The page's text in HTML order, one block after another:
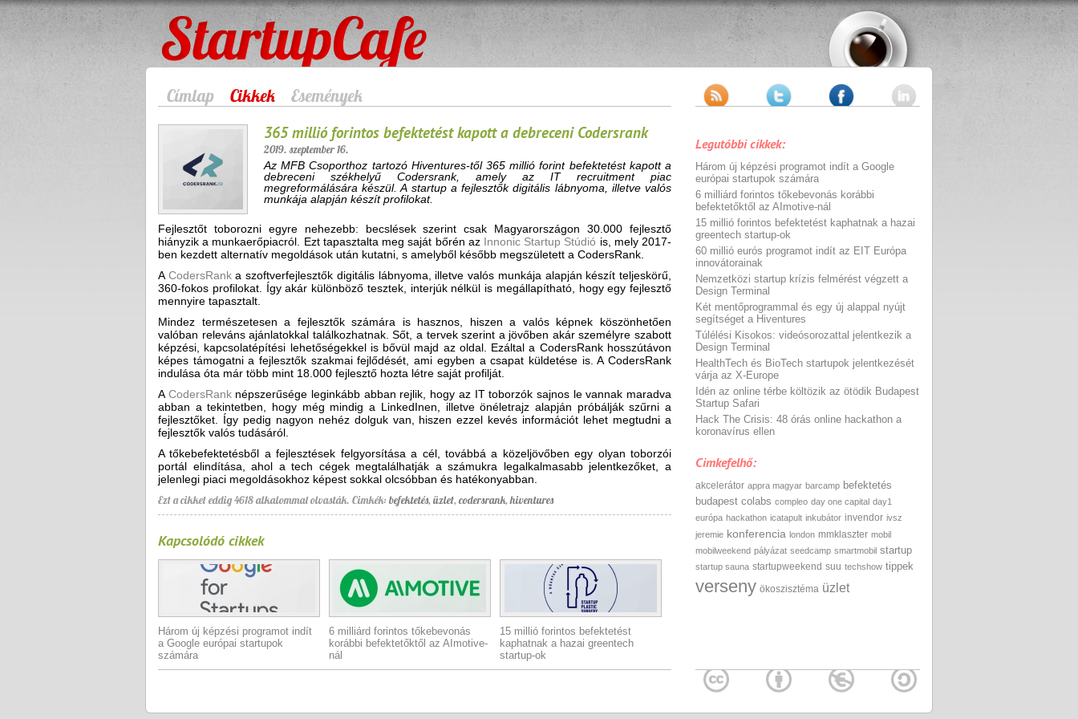
StartupCafe
Címlap Cikkek Események
365 millió forintos befektetést kapott a debreceni Codersrank
2019. szeptember 16.
Az MFB Csoporthoz tartozó Hiventures-től 365 millió forint befektetést kapott a
debreceni székhelyű Codersrank, amely az IT recruitment piac
megreformálására készül. A startup a fejlesztők digitális lábnyoma, illetve valós
munkája alapján készít profilokat.
Fejlesztőt toborozni egyre nehezebb: becslések szerint csak Magyarországon 30.000 fejlesztő
hiányzik a munkaerőpiacról. Ezt tapasztalta meg saját bőrén az Innonic Startup Stúdió is, mely 2017-
ben kezdett alternatív megoldások után kutatni, s amelyből később megszületett a CodersRank.
A CodersRanka szoftverfejlesztők digitális lábnyoma, illetve valós munkája alapján készít teljeskörű,
360-fokos profilokat. Így akár különböző tesztek, interjúk nélkül is megállapítható, hogy egy fejlesztő
mennyire tapasztalt.
Mindez természetesen a fejlesztők számára is hasznos, hiszen a valós képnek köszönhetően
valóban releváns ajánlatokkal találkozhatnak. Sőt, a tervek szerint a jövőben akár személyre szabott
képzési, kapcsolatépítési lehetőségekkel is bővül majd az oldal. Ezáltal a CodersRank hosszútávon
képes támogatni a fejlesztők szakmai fejlődését, ami egyben a csapat küldetése is. A CodersRank
indulása óta már több mint 18.000 fejlesztő hozta létre saját profilját.
A CodersRanknépszerűsége leginkább abban rejlik, hogy az IT toborzók sajnos le vannak maradva
abban a tekintetben, hogy még mindig a LinkedInen, illetve önéletrajz alapján próbálják szűrni a
fejlesztőket. Így pedig nagyon nehéz dolguk van, hiszen ezzel kevés információt lehet megtudni a
fejlesztők valós tudásáról.
A tőkebefektetésből a fejlesztések felgyorsítása a cél, továbbá a közeljövőben egy olyan toborzói
portál elindítása, ahol a tech cégek megtalálhatják a számukra legalkalmasabb jelentkezőket, a
jelenlegi piaci megoldásokhoz képest sokkal olcsóbban és hatékonyabban.
Ezt a cikket eddig 4618 alkalommal olvasták. Cimkék: befektetés, üzlet, codersrank,hiventures
Kapcsolódó cikkek
Három új képzési programot indít
a Google európai startupok
számára
6 milliárd forintos tőkebevonás
korábbi befektetőktől az AImotive-
nál
15 millió forintos befektetést
kaphatnak a hazai greentech
startup-ok
Legutóbbi cikkek:
Három új képzési programot indít a Google
európai startupok számára
6 milliárd forintos tőkebevonás korábbi
befektetőktől az AImotive-nál
15 millió forintos befektetést kaphatnak a hazai
greentech startup-ok
60 millió eurós programot indít az EIT Európa
innovátorainak
Nemzetközi startup krízis felmérést végzett a
Design Terminal
Két mentőprogrammal és egy új alappal nyújt
segítséget a Hiventures
Túlélési Kisokos: videósorozattal jelentkezik a
Design Terminal
HealthTech és BioTech startupok jelentkezését
várja az X-Europe
Idén az online térbe költözik az ötödik Budapest
Startup Safari
Hack The Crisis: 48 órás online hackathon a
koronavírus ellen
Cimkefelhő:
akcelerátor appra magyar barcamp befektetés
budapest colabs compleo day one capital day1
európa hackathon icatapult inkubátor invendor ivsz
jeremie konferencia london mmklaszter mobil
mobilweekend pályázat seedcamp smartmobil startup
startup sauna startupweekend suu techshow tippek
verseny ökoszisztéma üzlet